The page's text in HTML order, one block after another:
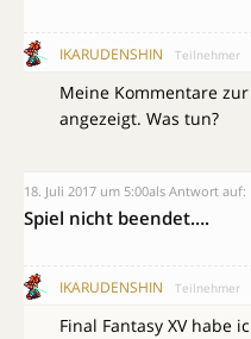
IKARUDENSHIN Teilnehmer
Meine Kommentare
angezeigt. Was tun?
18. Juli 2017 um 5:00als Antwort auf:
Spiel nicht beendet….
IKARUDENSHIN Teilnehmer
Final Fantasy XV habe